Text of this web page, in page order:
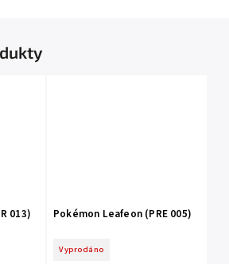
013) Pokémon Leafeon (PRE 005)
Vyprodáno